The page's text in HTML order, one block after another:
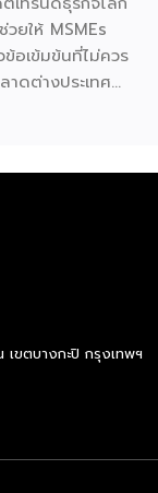
ยให้ MSMEs
อเข้มข้นที่ไม่ควร
ดต่างประเทศ
ย สู่ผู้บริโภค
ตลาด
ขตบางกะปิ กรุงเทพฯ